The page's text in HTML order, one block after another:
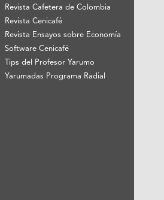
Revista Cafetera de Colombia
Revista Cenicafé
Revista Ensayos sobre Economía
Software Cenicafé
Tips del Profesor Yarumo
Yarumadas Programa Radial